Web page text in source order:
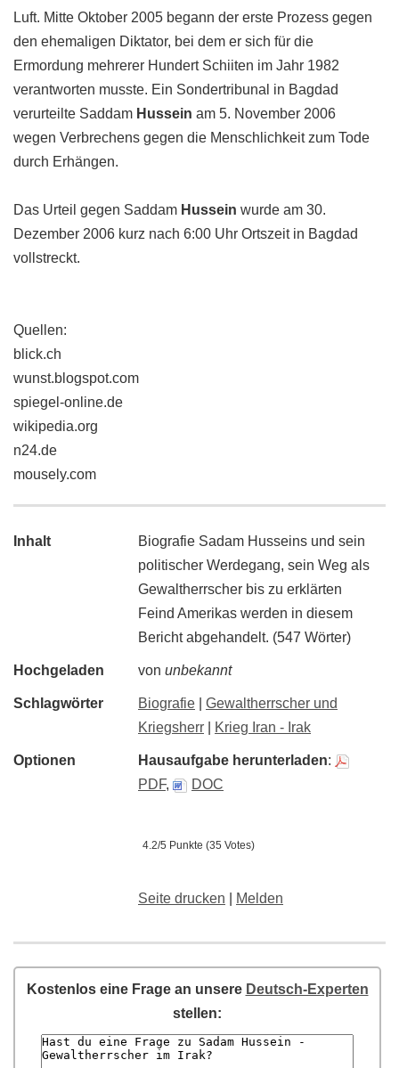
Luft. Mitte Oktober 2005 begann der erste Prozess gegen
den ehemaligen Diktator, bei dem er sich für die
Ermordung mehrerer Hundert Schiiten im Jahr 1982
verantworten musste. Ein Sondertribunal in Bagdad
verurteilte Saddam Hussein am 5. November 2006
wegen Verbrechens gegen die Menschlichkeit zum Tode
durch Erhängen.
Das Urteil gegen Saddam Hussein wurde am 30.
Dezember 2006 kurz nach 6:00 Uhr Ortszeit in Bagdad
vollstreckt.
Quellen:
blick.ch
wunst.blogspot.com
spiegel-online.de
wikipedia.org
n24.de
mousely.com
Inhalt
Biografie Sadam Husseins und sein
politischer Werdegang, sein Weg als
Gewaltherrscher bis zu erklärten
Feind Amerikas werden in diesem
Bericht abgehandelt. (547 Wörter)
Hochgeladen von unbekannt
Schlagwörter Biografie
Gewaltherrscher und
Kriegsherr
Krieg Iran - Irak
Optionen Hausaufgabe herunterladen:
PDF, DOC
4.2/5 Punkte (35 Votes)
Seite drucken Melden
Kostenlos eine Frage an unsere Deutsch-Experten
stellen: